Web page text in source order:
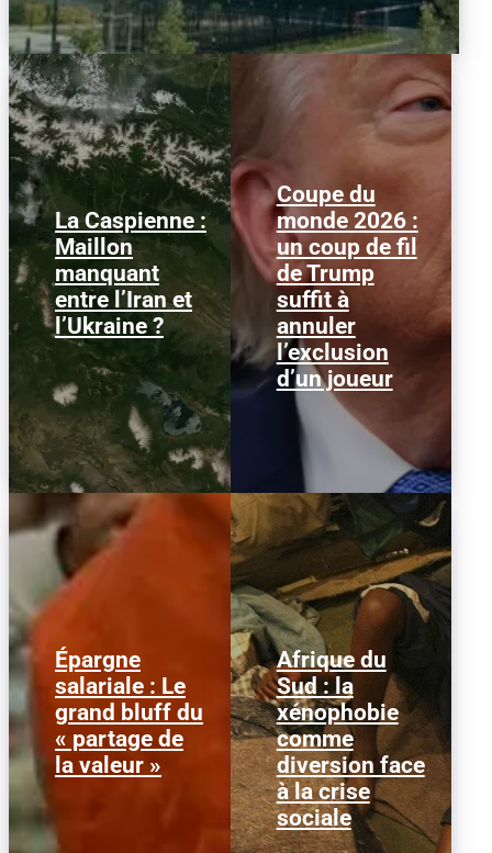
La Caspienne :
Maillon
manquant
entre l’Iran et
l’Ukraine ?
Samedi 25 juillet 2026,
des drones ukrainiens
ont frappé plusieurs
cibles en mer Caspienne,
parmi...
Coupe du
monde 2026 :
un coup de fil
de Trump
suffit à
annuler
l’exclusion
d’un joueur
Le 1er juillet 2026,
l'attaquant américain
Folarin Balogun recevait
un carton rouge
parfaitement...
Épargne
salariale : Le
grand bluff du
« partage de
la valeur »
Alors que l'inflation et la
course aux profits
écrasent le pouvoir
d’achat, la loi « partage
de la...
Afrique du
Sud : la
xénophobie
comme
diversion face
à la crise
sociale
© HCR/ James Oatway
L’Afrique du Sud est
entrée dans une
séquence dangereuse.
Des groupes...